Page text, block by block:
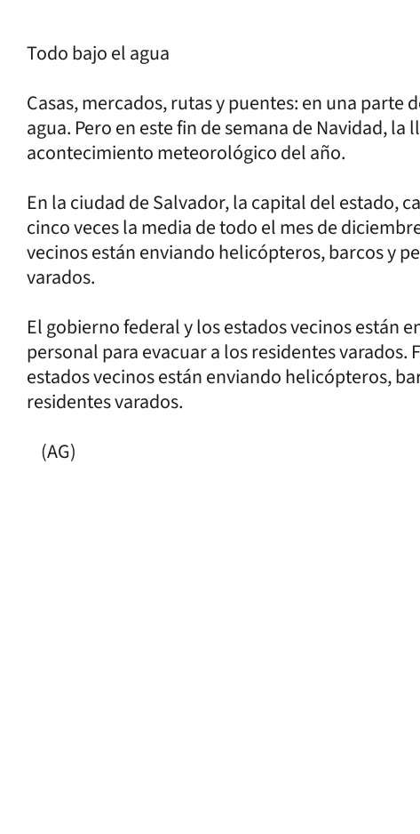
Todo bajo el agua
Casas, mercados, rutas y puentes: en una parte
agua. Pero en este fin de semana de Navidad,
acontecimiento meteorológico del año.
En la ciudad de Salvador, la capital del estado,
cinco veces la media de todo el mes de
vecinos están enviando helicópteros, barcos y
varados.
El gobierno federal y los estados vecinos están
personal para evacuar a los residentes varados.
estados vecinos están enviando helicópteros,
residentes varados.
(AG)